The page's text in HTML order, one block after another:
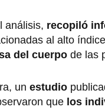
análisis, recopiló
al alto
del cuerpo de las
un estudio
que los